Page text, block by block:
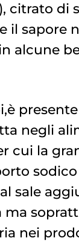
citrato di
il sapore
alcune
negli
cui la
sale
ma
nei